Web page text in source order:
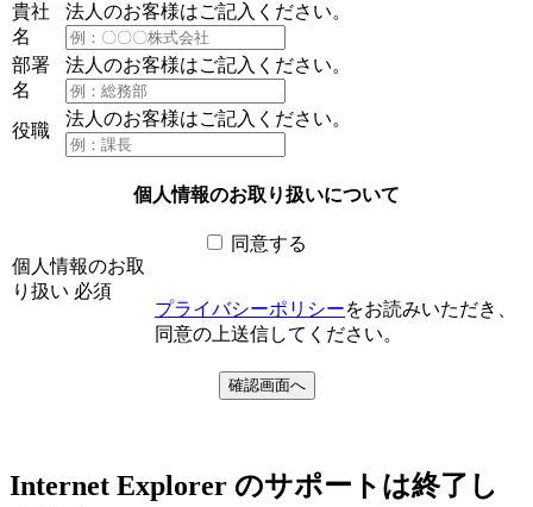
貴社
名
法人のお客様はご記入ください。
部署
名
法人のお客様はご記入ください。
役職
法人のお客様はご記入ください。
個人情報のお取り扱いについて
個人情報のお取
り扱い 必須
同意する
プライバシーポリシーをお読みいただき、
同意の上送信してください。
Internet Explorer のサポートは終了し